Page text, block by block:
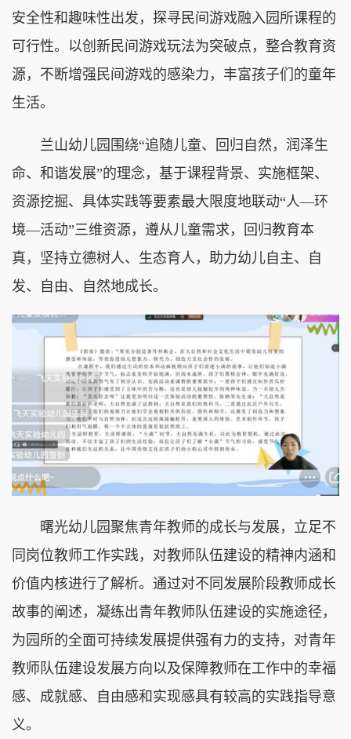
安全性和趣味性出发，探寻民间游戏融入园所课程的
可行性。以创新民间游戏玩法为突破点，整合教育资
源，不断增强民间游戏的感染力，丰富孩子们的童年
生活。
兰山幼儿园围绕“追随儿童、回归自然，润泽生
命、和谐发展”的理念，基于课程背景、实施框架、
资源挖掘、具体实践等要素最大限度地联动“人—环
境—活动”三维资源，遵从儿童需求，回归教育本
真，坚持立德树人、生态育人，助力幼儿自主、自
发、自由、自然地成长。
曙光幼儿园聚焦青年教师的成长与发展，立足不
同岗位教师工作实践，对教师队伍建设的精神内涵和
价值内核进行了解析。通过对不同发展阶段教师成长
故事的阐述，凝练出青年教师队伍建设的实施途径，
为园所的全面可持续发展提供强有力的支持，对青年
教师队伍建设发展方向以及保障教师在工作中的幸福
感、成就感、自由感和实现感具有较高的实践指导意
义。